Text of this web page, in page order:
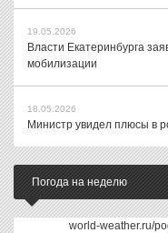
19.05.2026
Власти Екатеринбурга
мобилизации
18.05.2026
Министр увидел плюсы в
Погода на неделю
world-weather.ru/